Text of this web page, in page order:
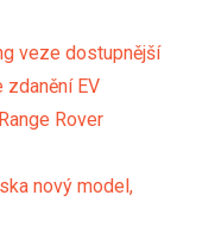
veze dostupnější
EV
Rover
nový model,